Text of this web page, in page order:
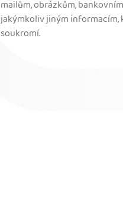
mailům, obrázkům,
jakýmkoliv jiným informacím,
soukromí.